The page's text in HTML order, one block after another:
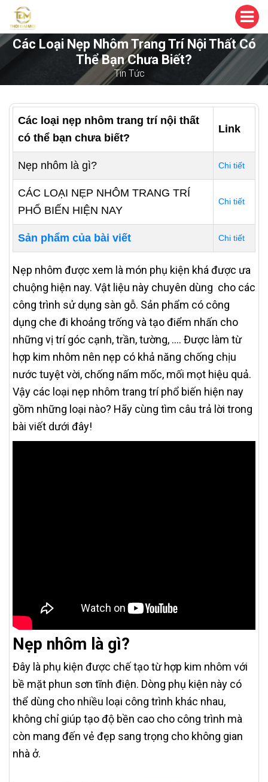
Các Loại Nẹp Nhôm Trang Trí Nội Thất Có
Thể Bạn Chưa Biết?
Tin Tức
Các loại nẹp nhôm trang trí nội thất
có thể bạn chưa biết?
Link
Nẹp nhôm là gì? Chi tiết
CÁC LOẠI NẸP NHÔM TRANG TRÍ
PHỔ BIẾN HIỆN NAY
Chi tiết
Sản phẩm của bài viết Chi tiết
Nẹp nhôm được xem là món phụ kiện khá được ưa
chuộng hiện nay. Vật liệu này chuyên dùng cho các
công trình sử dụng sàn gỗ. Sản phẩm có công
dụng che đi khoảng trống và tạo điểm nhấn cho
những vị trí góc cạnh, trần, tường, .... Được làm từ
hợp kim nhôm nên nẹp có khả năng chống chịu
nước tuyệt vời, chống nấm mốc, mối mọt hiệu quả.
Vậy các loại nẹp nhôm trang trí phổ biến hiện nay
gồm những loại nào? Hãy cùng tìm câu trả lời trong
bài viết dưới đây!
Nẹp nhôm là gì?
Đây là phụ kiện được chế tạo từ hợp kim nhôm với
bề mặt phun sơn tĩnh điện. Dòng phụ kiện này có
thể dùng cho nhiều loại công trình khác nhau,
không chỉ giúp tạo độ bền cao cho công trình mà
còn mang đến vẻ đẹp sang trọng cho không gian
nhà ở.